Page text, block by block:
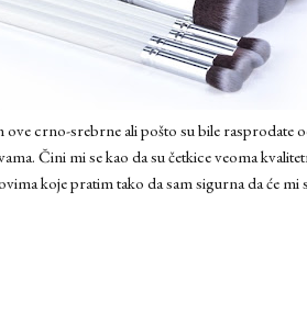
crno-srebrne ali pošto su bile rasprodate
Čini mi se kao da su četkice veoma
koje pratim tako da sam sigurna da će mi